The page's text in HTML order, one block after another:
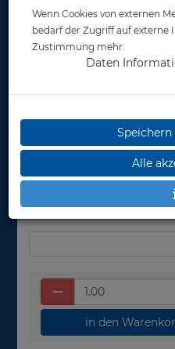
Artikelnr.: pol-82038
in 1-3
in den
Wenn Cookies von externen
bedarf der Zugriff auf externe
Zustimmung mehr.
Daten
Alle